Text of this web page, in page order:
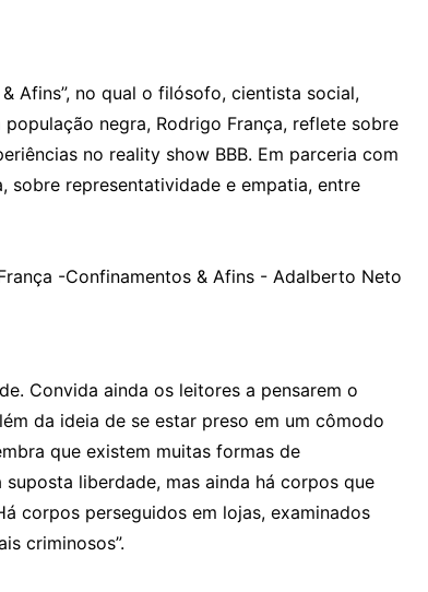
Afins”, no qual o filósofo, cientista social,
negra, Rodrigo França, reflete sobre
no reality show BBB. Em parceria com
sobre representatividade e empatia, entre
Convida ainda os leitores a pensarem o
da ideia de se estar preso em um cômodo
que existem muitas formas de
liber­dade, mas ainda há corpos que
corpos perseguidos em lojas, examinados
criminosos”.